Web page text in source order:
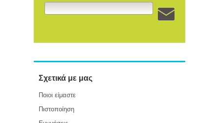
Σχετικά με μας
Ποιοι είμαστε
Πιστοποίηση